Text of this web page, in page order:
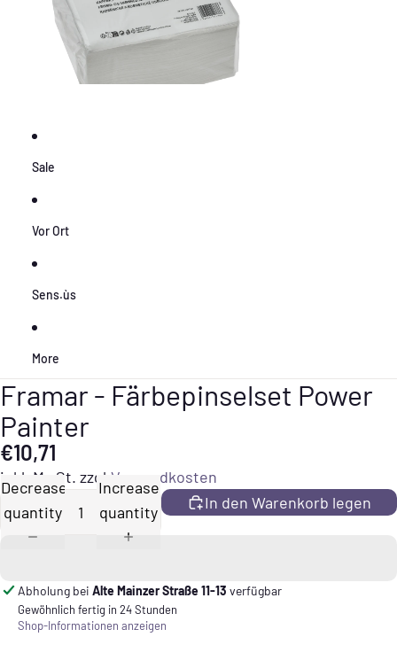
Sale
Vor Ort
Sens.ùs
More
Framar - Färbepinselset Power
Painter
€10,71
inkl. MwSt. zzgl. Versandkosten
Decrease
quantity
Increase
quantity
In den Warenkorb legen
Abholung bei Alte Mainzer Straße 11-13 verfügbar
Gewöhnlich fertig in 24 Stunden
Shop-Informationen anzeigen